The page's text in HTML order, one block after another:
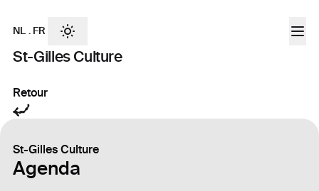
St-Gilles Culture
NL . FR
Retour
St-Gilles Culture
Agenda